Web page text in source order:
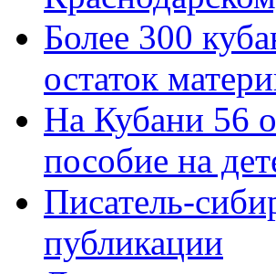
Более 300
остаток
На Кубани 56
пособие на
Писатель-
публикации